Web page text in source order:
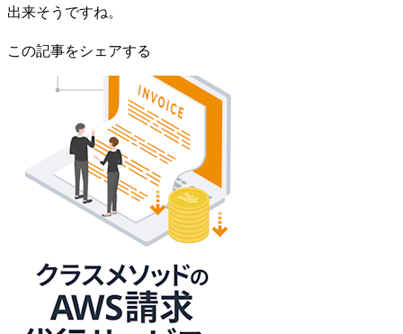
出来そうですね。
この記事をシェアする